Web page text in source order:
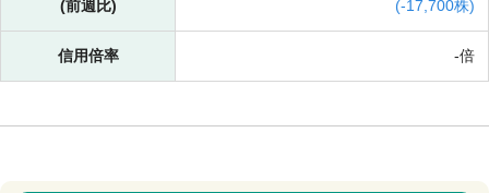
(前週比)
(-17,700株)
信用倍率 -倍